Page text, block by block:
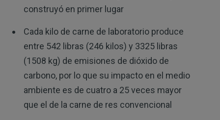
construyó en primer lugar
Cada kilo de carne de laboratorio produce
entre 542 libras (246 kilos) y 3325 libras
(1508 kg) de emisiones de dióxido de
carbono, por lo que su impacto en el medio
ambiente es de cuatro a 25 veces mayor
que el de la carne de res convencional